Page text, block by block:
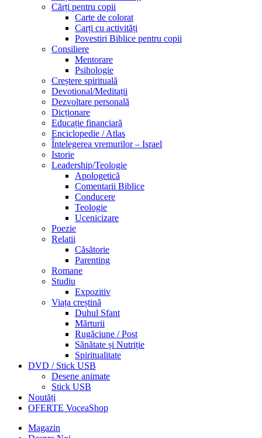
Cărți pentru copii
Carte de colorat
Carți cu activități
Povestiri Biblice pentru copii
Consiliere
Mentorare
Psihologie
Creștere spirituală
Devotional/Meditații
Dezvoltare personală
Dicționare
Educație financiară
Enciclopedie / Atlas
Întelegerea vremurilor – Israel
Istorie
Leadership/Teologie
Apologetică
Comentarii Biblice
Conducere
Teologie
Ucenicizare
Poezie
Relatii
Căsătorie
Parenting
Romane
Studiu
Expozitiv
Viața creștină
Duhul Sfant
Mărturii
Rugăciune / Post
Sănătate și Nutriție
Spiritualitate
DVD / Stick USB
Desene animate
Stick USB
Noutăți
OFERTE VoceaShop
Magazin